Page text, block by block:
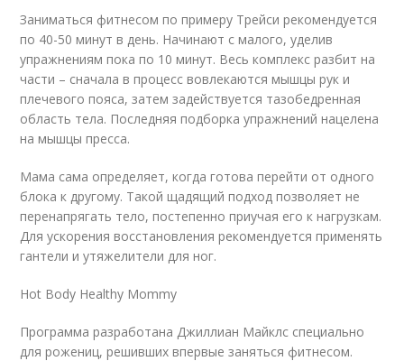
Заниматься фитнесом по примеру Трейси рекомендуется
по 40-50 минут в день. Начинают с малого, уделив
упражнениям пока по 10 минут. Весь комплекс разбит на
части – сначала в процесс вовлекаются мышцы рук и
плечевого пояса, затем задействуется тазобедренная
область тела. Последняя подборка упражнений нацелена
на мышцы пресса.
Мама сама определяет, когда готова перейти от одного
блока к другому. Такой щадящий подход позволяет не
перенапрягать тело, постепенно приучая его к нагрузкам.
Для ускорения восстановления рекомендуется применять
гантели и утяжелители для ног.
Hot Body Healthy Mommy
Программа разработана Джиллиан Майклс специально
для рожениц, решивших впервые заняться фитнесом.